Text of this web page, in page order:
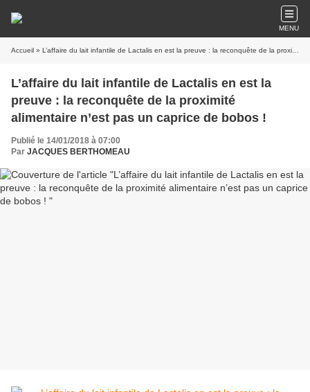
MENU
Accueil » L’affaire du lait infantile de Lactalis en est la preuve : la reconquête de la proximité alimentaire n’est pas un caprice de bobos !
L’affaire du lait infantile de Lactalis en est la
preuve : la reconquête de la proximité
alimentaire n’est pas un caprice de bobos !
Publié le 14/01/2018 à 07:00
Par JACQUES BERTHOMEAU